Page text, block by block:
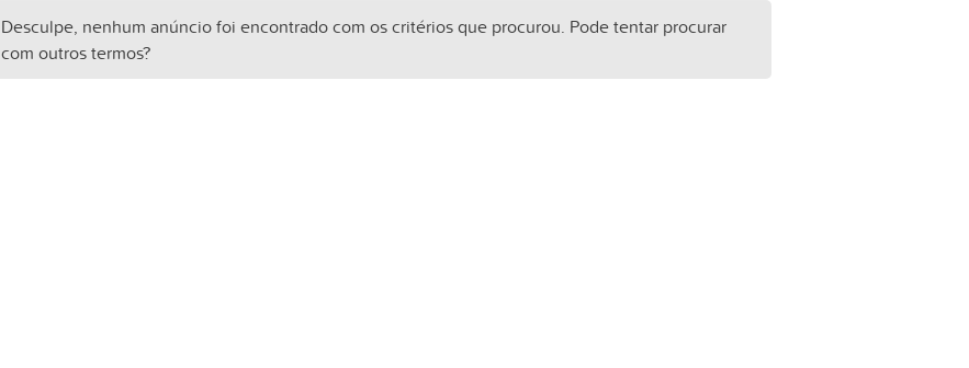
Desculpe, nenhum anúncio foi encontrado com os critérios que procurou. Pode tentar procurar
com outros termos?